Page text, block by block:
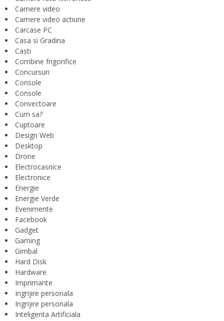
Camere video
Camere video actiune
Carcase PC
Casa si Gradina
Casti
Combine frigorifice
Concursuri
Console
Console
Convectoare
Cum sa?
Cuptoare
Design Web
Desktop
Drone
Electrocasnice
Electronice
Energie
Energie Verde
Evenimente
Facebook
Gadget
Gaming
Gimbal
Hard Disk
Hardware
Imprimante
Ingrijire personala
Ingrijire personala
Inteligenta Artificiala